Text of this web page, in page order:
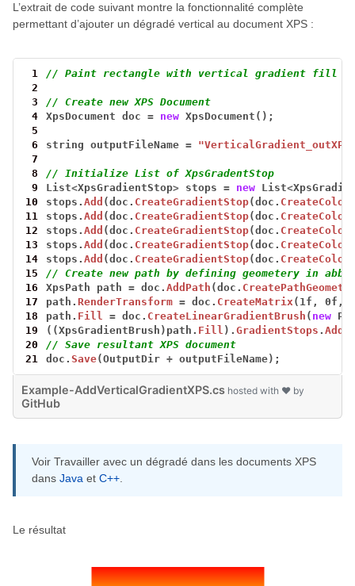
L’extrait de code suivant montre la fonctionnalité complète
permettant d’ajouter un dégradé vertical au document XPS :
1
// Paint rectangle with vertical gradient fill in
2
3
// Create new XPS Document
4
XpsDocument doc = new XpsDocument();
5
6
string outputFileName =
7
8
// Initialize List of XpsGradentStop
9
List<XpsGradientStop> stops = new List<
10
stops.Add (doc. CreateGradientStop(doc. CreateColor
11
stops.Add (doc. CreateGradientStop(doc. CreateColor
12
stops.Add (doc. CreateGradientStop(doc. CreateColor
13
stops.Add (doc. CreateGradientStop(doc. CreateColor
14
stops.Add (doc. CreateGradientStop(doc. CreateColor
15
// Create new path by defining geometery in
16
XpsPath path = doc.AddPath (doc.
17
path.RenderTransform = doc. CreateMatrix(1f, 0f,
18
path. Fill = doc. CreateLinearGradientBrush ( new
19
((XpsGradientBrush)path. Fill ).GradientStops .
20
// Save resultant XPS document
21
doc.Save(OutputDir + outputFileName);
Example-AddVerticalGradientXPS.cs hosted with ❤ by
GitHub
Voir Travailler avec un dégradé dans les documents XPS
dans Java et C++.
Le résultat